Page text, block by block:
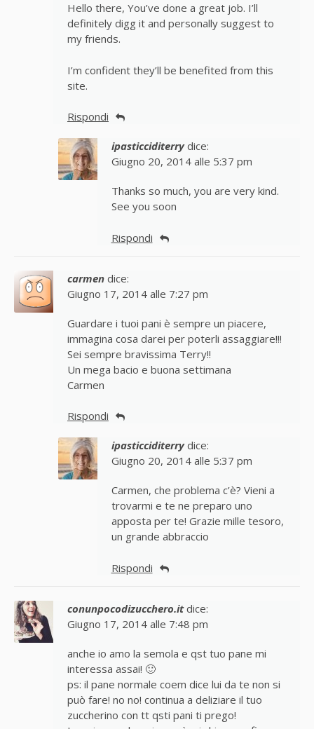
Hello there, You’ve done a great job. I’ll
definitely digg it and personally suggest to
my friends.
I’m confident they’ll be benefited from this
site.
Rispondi
ipasticciditerry dice:
Giugno 20, 2014 alle 5:37 pm
Thanks so much, you are very kind.
See you soon
Rispondi
carmen dice:
Giugno 17, 2014 alle 7:27 pm
Guardare i tuoi pani è sempre un piacere,
immagina cosa darei per poterli assaggiare!!!
Sei sempre bravissima Terry!!
Un mega bacio e buona settimana
Carmen
Rispondi
ipasticciditerry dice:
Giugno 20, 2014 alle 5:37 pm
Carmen, che problema c’è? Vieni a
trovarmi e te ne preparo uno
apposta per te! Grazie mille tesoro,
un grande abbraccio
Rispondi
conunpocodizucchero.it dice:
Giugno 17, 2014 alle 7:48 pm
anche io amo la semola e qst tuo pane mi
interessa assai! 🙂
ps: il pane normale coem dice lui da te non si
può fare! no no! continua a deliziare il tuo
zuccherino con tt qsti pani ti prego!